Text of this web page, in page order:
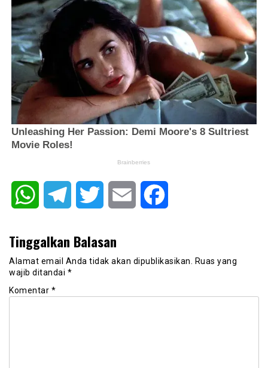
WhatsAppTelegram Twitter Email
Tinggalkan Balasan
Alamat email Anda tidak akan dipublikasikan.
Ruas yang
wajib ditandai *
Komentar *